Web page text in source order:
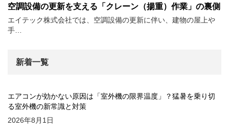
空調設備の更新を支える「クレーン（揚重）作業」の裏側
エイテック株式会社では、空調設備の更新に伴い、建物の屋上や
手…
新着一覧
エアコンが効かない原因は「室外機の限界温度」？猛暑を乗り切
る室外機の新常識と対策
2026年8月1日